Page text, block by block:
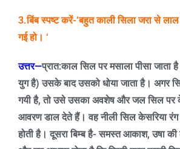
3.बिंब स्पष्ट करें-‘बहुत काली सिला जरा से
गई हो। ‘
उत्तर—प्रात:काल सिल पर मसाला पीसा जाता
युग है) उसके बाद उसको धोया जाता है। अगर
गयी है,तो उसे उसका अवशेष और जल सिल पर
आवरण डाल देते हैं। वह नीली सिल केसरिया रंग
होती है। दूसरा बिम्ब है- समस्त आकाश,उषा की